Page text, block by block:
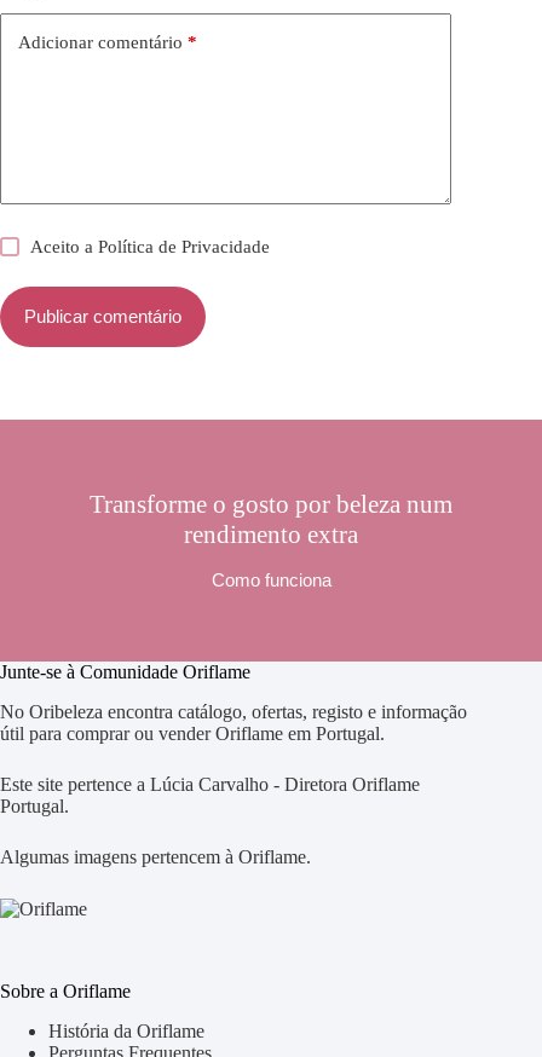
Adicionar comentário *
Aceito aPolítica de Privacidade
Publicar comentário
Transforme o gosto por beleza num
rendimento extra
Como funciona
Junte-se à Comunidade Oriflame
No Oribeleza encontra catálogo, ofertas, registo e informação
útil para comprar ou vender Oriflame em Portugal.
Este site pertence a Lúcia Carvalho - Diretora Oriflame
Portugal.
Algumas imagens pertencem à Oriflame.
Sobre a Oriflame
História da Oriflame
Perguntas Frequentes